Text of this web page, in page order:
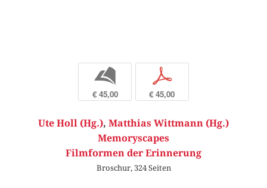
b
€ 45,00
p
€ 45,00
Ute Holl (Hg.), Matthias Wittmann (Hg.)
Memoryscapes
Filmformen der Erinnerung
Broschur, 324 Seiten